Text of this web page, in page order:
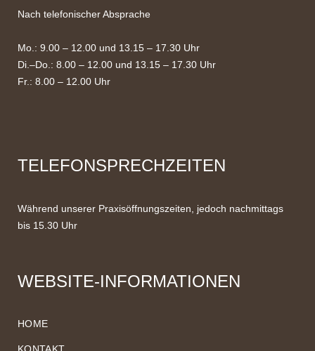
Nach telefonischer Absprache
Mo.: 9.00 – 12.00 und 13.15 – 17.30 Uhr
Di.–Do.: 8.00 – 12.00 und 13.15 – 17.30 Uhr
Fr.: 8.00 – 12.00 Uhr
TELEFONSPRECHZEITEN
Während unserer Praxisöffnungszeiten, jedoch nachmittags
bis 15.30 Uhr
WEBSITE-INFORMATIONEN
HOME